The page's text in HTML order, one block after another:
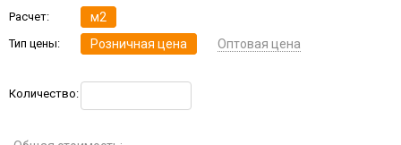
Расчет: м2
Тип цены: Розничная цена Оптовая цена
Количество: